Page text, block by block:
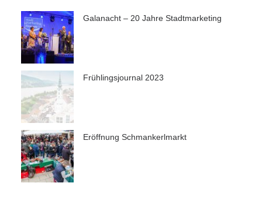
Galanacht – 20 Jahre Stadtmarketing
Frühlingsjournal 2023
Eröffnung Schmankerlmarkt